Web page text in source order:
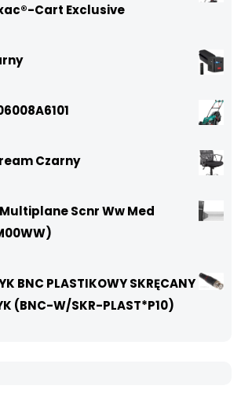
Cart Exclusive
Czarny
Scnr Ww Med
BNC PLASTIKOWY SKRĘCANY
(BNC-W/SKR-PLAST*P10)